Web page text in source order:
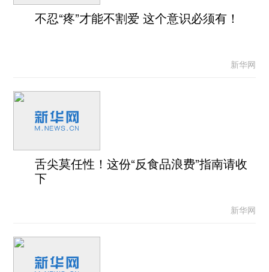
不忍“疼”才能不割爱 这个意识必须有！
新华网
舌尖莫任性！这份“反食品浪费”指南请收
下
新华网